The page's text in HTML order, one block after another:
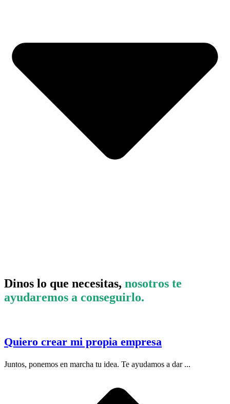
Dinos lo que necesitas, nosotros te
ayudaremos a conseguirlo.
Quiero crear mi propia empresa
Juntos, ponemos en marcha tu idea. Te ayudamos a dar ...